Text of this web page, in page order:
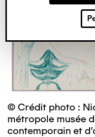
© Crédit photo :
métropole musée
contemporain et